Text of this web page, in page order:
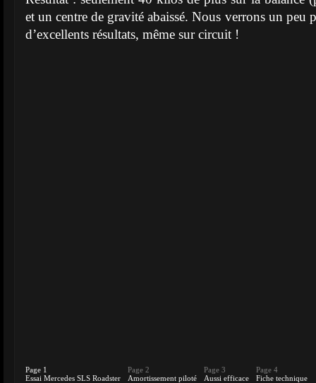
et un centre de gravité abaissé. Nous verrons un peu
d’excellents résultats, même sur circuit !
Page 1
Essai Mercedes SLS Roadster
Page 2
Amortissement piloté
Page 3
Aussi efficace
Page 4
Fiche technique